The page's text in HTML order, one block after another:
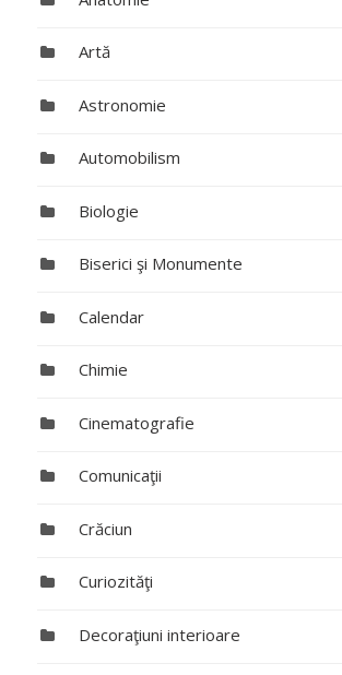
Artă
Astronomie
Automobilism
Biologie
Biserici şi Monumente
Calendar
Chimie
Cinematografie
Comunicaţii
Crăciun
Curiozităţi
Decoraţiuni interioare